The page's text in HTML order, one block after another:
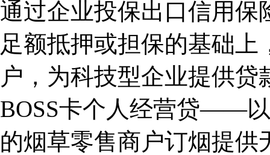
通过企业投保出口信用
足额抵押或担保的基础
户，为科技型企业提供
BOSS卡个人经营贷——
的烟草零售商户订烟提